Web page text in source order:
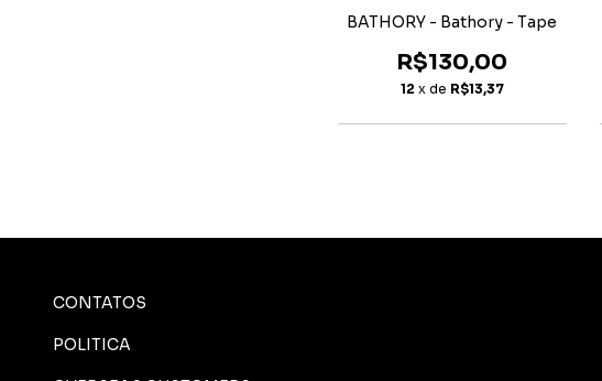
BATHORY - Bathory - Tape
R$130,00
12 x de R$13,37
CONTATOS
POLITICA